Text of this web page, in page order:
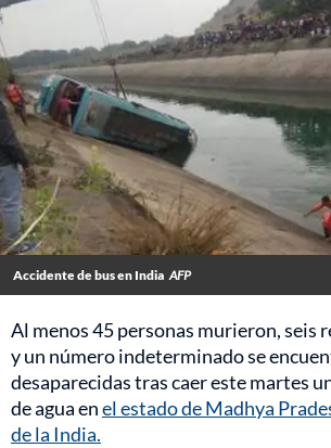
Accidente de bus en India AFP
Al menos 45 personas murieron, seis
y un número indeterminado se
desaparecidas tras caer este martes
de agua enel estado de Madhya
de la India.